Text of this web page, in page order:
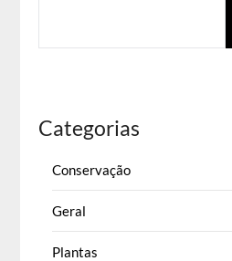
Categorias
Conservação
Geral
Plantas